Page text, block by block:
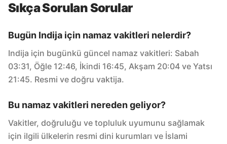
Sıkça Sorulan Sorular
Bugün Indija için namaz vakitleri nelerdir?
Indija için bugünkü güncel namaz vakitleri: Sabah
03:31, Öğle 12:46, İkindi 16:45, Akşam 20:04 ve Yatsı
21:45. Resmi ve doğru vaktija.
Bu namaz vakitleri nereden geliyor?
Vakitler, doğruluğu ve topluluk uyumunu sağlamak
için ilgili ülkelerin resmi dini kurumları ve İslami